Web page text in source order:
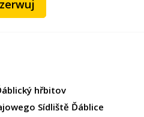
hřbitov
Sídliště Ďáblice